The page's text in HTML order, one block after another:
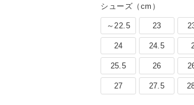
シューズ（cm）
～22.5 23
24 24.5
25.5 26
27 27.5